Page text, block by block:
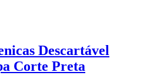
Descartável
Corte Preta